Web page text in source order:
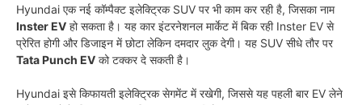
Hyundai एक नई कॉम्पैक्ट इलेक्ट्रिक SUV पर भी काम कर रही है, जिसका नाम
Inster EV हो सकता है। यह कार इंटरनेशनल मार्केट में बिक रही Inster EV से
प्रेरित होगी और डिजाइन में छोटा लेकिन दमदार लुक देगी। यह SUV सीधे तौर पर
Tata Punch EV को टक्कर दे सकती है।
Hyundai इसे किफायती इलेक्ट्रिक सेगमेंट में रखेगी, जिससे यह पहली बार EV लेने